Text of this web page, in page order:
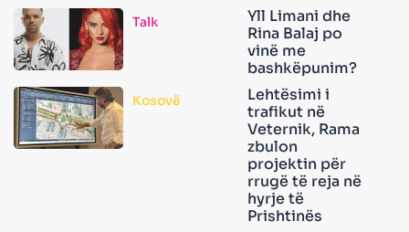
Talk
Yll Limani dhe
Rina Balaj po
vinë me
bashkëpunim?
Kosovë
Lehtësimi i
trafikut në
Veternik, Rama
zbulon
projektin për
rrugë të reja në
hyrje të
Prishtinës